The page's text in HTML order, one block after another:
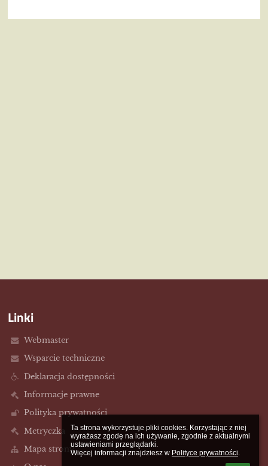
Ta strona wykorzystuje pliki cookies. Korzystając z niej
wyrażasz zgodę na ich używanie, zgodnie z aktualnymi
ustawieniami przeglądarki.
Więcej informacji znajdziesz w Polityce prywatności.
Linki
Webmaster
Wsparcie techniczne
Deklaracja dostępności
Informacje prawne
Polityka prywatności
Metryczka
Mapa strony